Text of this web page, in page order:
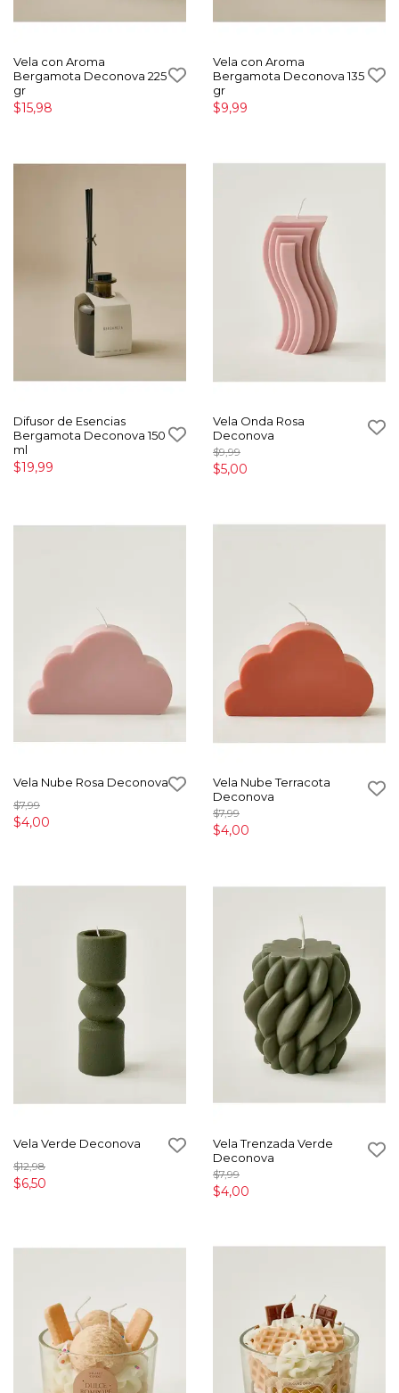
Vela con Aroma
Bergamota Deconova 225
gr
$15,98
Vela con Aroma
Bergamota Deconova 135
gr
$9,99
Difusor de Esencias
Bergamota Deconova 150
ml
$19,99
Vela Onda Rosa
Deconova
$9,99
$5,00
Vela Nube Rosa Deconova
$7,99
$4,00
Vela Nube Terracota
Deconova
$7,99
$4,00
Vela Verde Deconova
$12,98
$6,50
Vela Trenzada Verde
Deconova
$7,99
$4,00